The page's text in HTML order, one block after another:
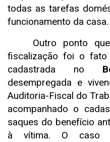
todas as tarefas
funcionamento da casa.
Outro ponto que
fiscalização foi o fato
cadastrada no
desempregada e
Auditoria-Fiscal do
acompanhado o
saques do benefício
à vítima. O caso